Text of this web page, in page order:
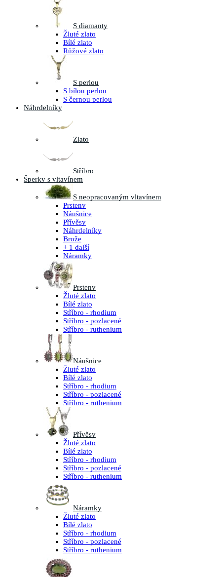
S diamanty
Žluté zlato
Bílé zlato
Růžové zlato
S perlou
S bílou perlou
S černou perlou
Náhrdelníky
Zlato
Stříbro
Šperky s vltavínem
S neopracovaným vltavínem
Prsteny
Náušnice
Přívěsy
Náhrdelníky
Brože
+ 1 další
Náramky
Prsteny
Žluté zlato
Bílé zlato
Stříbro - rhodium
Stříbro - pozlacené
Stříbro - ruthenium
Náušnice
Žluté zlato
Bílé zlato
Stříbro - rhodium
Stříbro - pozlacené
Stříbro - ruthenium
Přívěsy
Žluté zlato
Bílé zlato
Stříbro - rhodium
Stříbro - pozlacené
Stříbro - ruthenium
Náramky
Žluté zlato
Bílé zlato
Stříbro - rhodium
Stříbro - pozlacené
Stříbro - ruthenium